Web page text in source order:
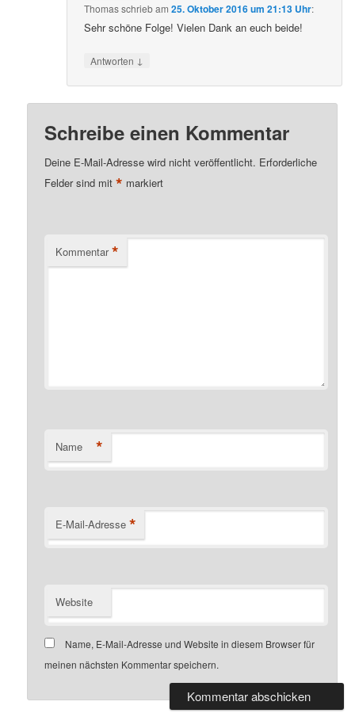
Thomasschriebam25. Oktober 2016 um 21:13 Uhr:
Sehr schöne Folge! Vielen Dank an euch beide!
Antworten ↓
Schreibe einen Kommentar
Deine E-Mail-Adresse wird nicht veröffentlicht. Erforderliche
Felder sind mit* markiert
Kommentar *
Name *
E-Mail-Adresse *
Website
Name, E-Mail-Adresse und Website in diesem Browser für
meinen nächsten Kommentar speichern.